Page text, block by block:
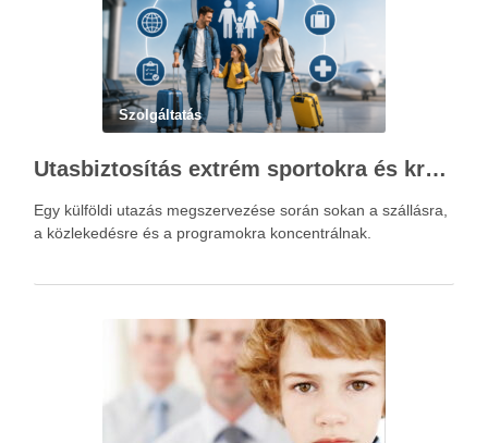
Szolgáltatás
Utasbiztosítás extrém sportokra és krónikus betegségek esetén: mire figyelj utazás előtt?
Egy külföldi utazás megszervezése során sokan a szállásra,
a közlekedésre és a programokra koncentrálnak.